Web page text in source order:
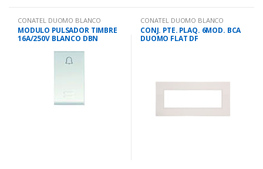
CONATEL DUOMO BLANCO
MODULO PULSADOR TIMBRE
16A/250V BLANCO DBN
CONATEL DUOMO BLANCO
CONJ. PTE. PLAQ. 6MOD. BCA
DUOMO FLAT DF